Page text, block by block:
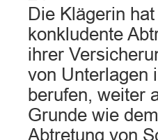
Die Klägerin
konkludente
ihrer
von Unterlagen
berufen, weiter
Grunde wie
Abtretung von